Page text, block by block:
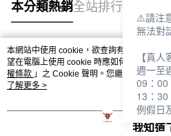
本分類熱銷全站排行
熱門標籤
本網站中使用 cookie，欲查詢有關本網站使
望在電腦上使用 cookie 時應如何變更電腦的
權條款 」之 Cookie 聲明。您繼續使用本網
用條款之 Cookie 聲明使用 cookie。
了解更多 >
我知道
⚠️請注
無法對
【真人
週一至
09：00
13：
例假日